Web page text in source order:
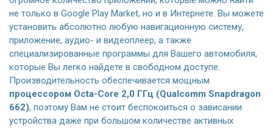
не только в Google Play Market, но и в Интернете. Вы можете
установить абсолютно любую навигационную систему,
приложение, аудио- и видеоплеер, а также
специализированные программы для Вашего автомобиля,
которые Вы легко найдете в свободном доступе.
Производительность обеспечивается мощным
процессором Octa-Core 2,0 ГГц (Qualcomm Snapdragon
662), поэтому Вам не стоит беспокоиться о зависании
устройства даже при большом количестве активных